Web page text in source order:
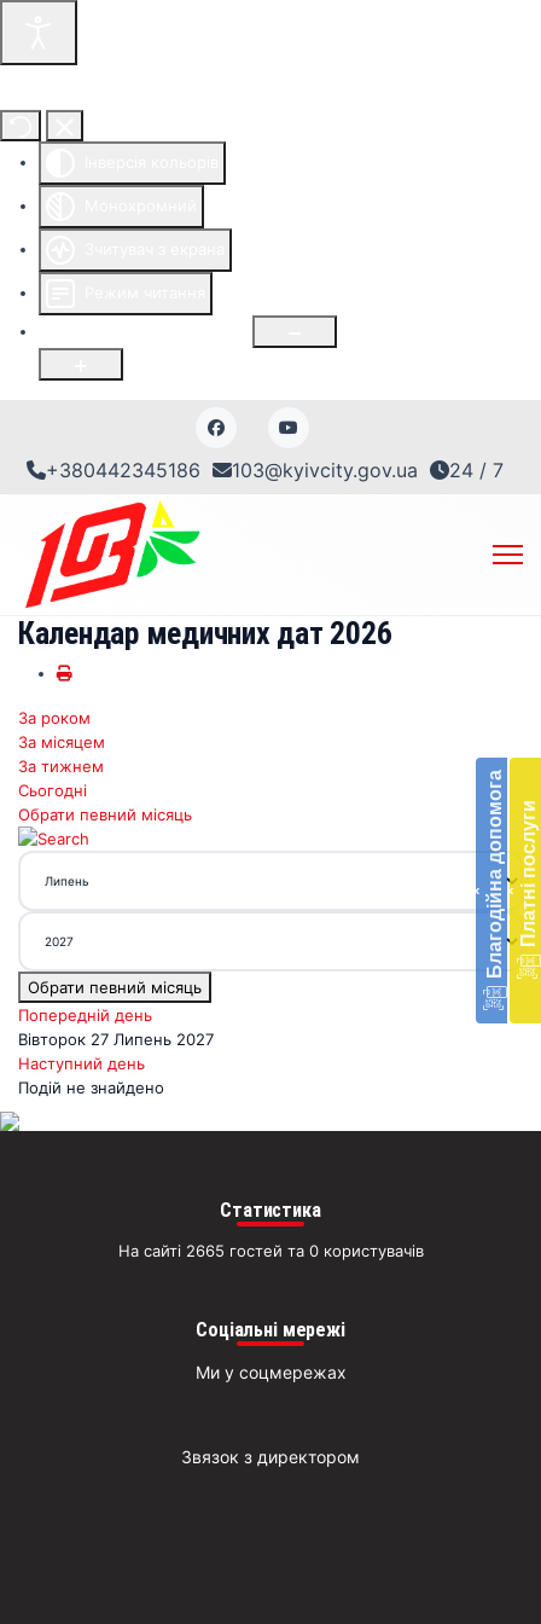
+380442345186 103@kyivcity.gov.ua 24 / 7
‹ Благодійна допомогав
‹ Платні послуги
Календар медичних дат 2026
За роком
За місяцем
За тижнем
Сьогодні
Обрати певний місяць
Обрати певний місяць
Попередній день
Вівторок 27 Липень 2027
Наступний день
Подій не знайдено
Статистика
На сайті 2665 гостей та 0 користувачів
Соціальні мережі
Ми у соцмережах
Звязок з директором